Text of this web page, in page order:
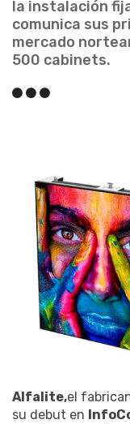
la instalación
comunica sus
mercado
500 cabinets.
Alfalite,el
su debut en